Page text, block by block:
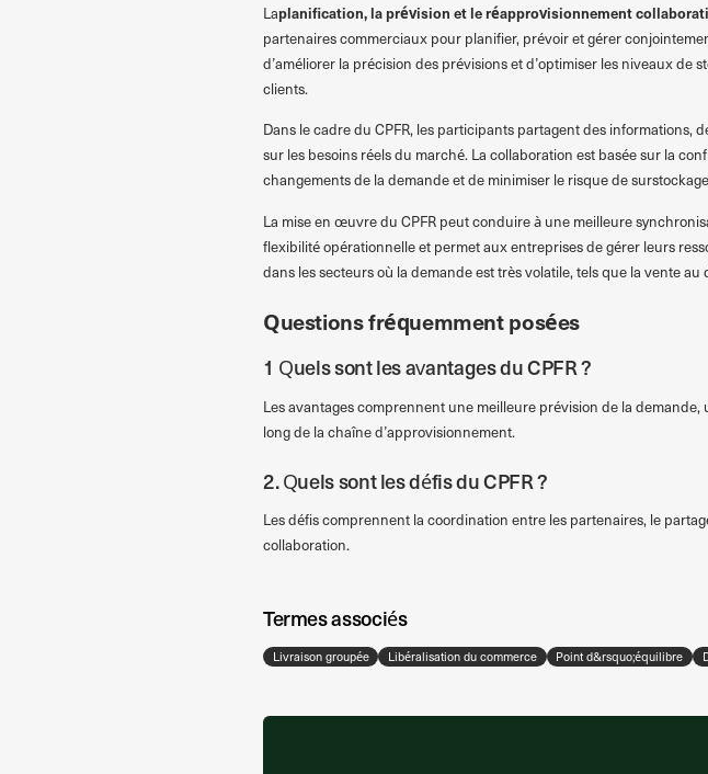
Laplanification, la prévision et le réapprovisionnement
partenaires commerciaux pour planifier, prévoir et gérer
d’améliorer la précision des prévisions et d’optimiser les niveaux de
clients.
Dans le cadre du CPFR, les participants partagent des
sur les besoins réels du marché. La collaboration est basée sur la
changements de la demande et de minimiser le risque de
La mise en œuvre du CPFR peut conduire à une meilleure
flexibilité opérationnelle et permet aux entreprises de gérer leurs
dans les secteurs où la demande est très volatile, tels que la vente
Questions fréquemment posées
1 Quels sont les avantages du CPFR ?
Les avantages comprennent une meilleure prévision de la
long de la chaîne d’approvisionnement.
2. Quels sont les défis du CPFR ?
Les défis comprennent la coordination entre les partenaires, le
collaboration.
Termes associés
Livraison groupée Libéralisation du commerce Point d&rsquo;équilibre